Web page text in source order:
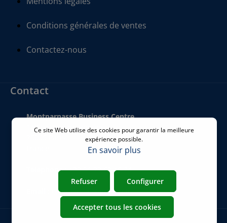
Conditions générales de ventes
Contactez-nous
Contact
Montparnasse Business Centre
140 bis Rue de Rennes
Téléphone:+33 01 77 62 46 24
commercial@airicom.fr
Ce site Web utilise des cookies pour garantir la meilleure
expérience possible.
En savoir plus
Refuser Configurer
Accepter tous les cookies